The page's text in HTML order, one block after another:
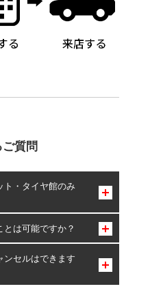
質問
ト・タイヤ館のみ
となります。
は可能ですか？
能です。
せに限り、同時にご予約が
ンセルはできます